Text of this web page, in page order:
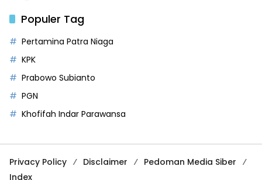
Populer Tag
Pertamina Patra Niaga
KPK
Prabowo Subianto
PGN
Khofifah Indar Parawansa
Privacy Policy Disclaimer
Pedoman Media Siber
Index